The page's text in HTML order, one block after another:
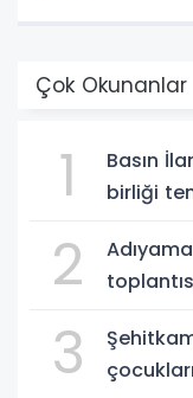
Çok Okunanlar
1
Basın
birliği
2
3